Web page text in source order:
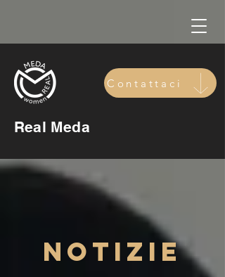
Contattaci
Real Meda
notizie